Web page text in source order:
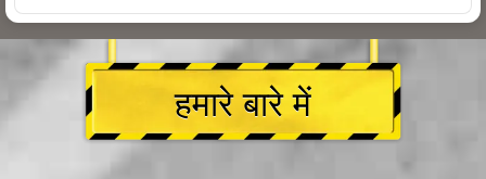
हमारे बारे में